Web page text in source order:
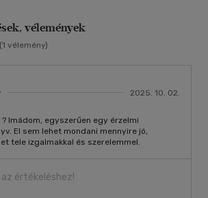
vélemények
(1 vélemény)
2025. 10. 02.
Imádom, egyszerűen egy érzelmi
El sem lehet mondani mennyire jó,
tele izgalmakkal és szerelemmel.
az értékeléshez!